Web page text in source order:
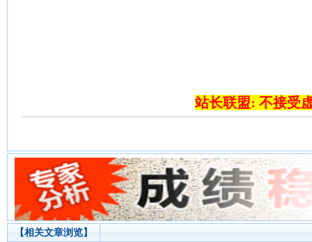
站长联盟: 不接受
【相关文章浏览】